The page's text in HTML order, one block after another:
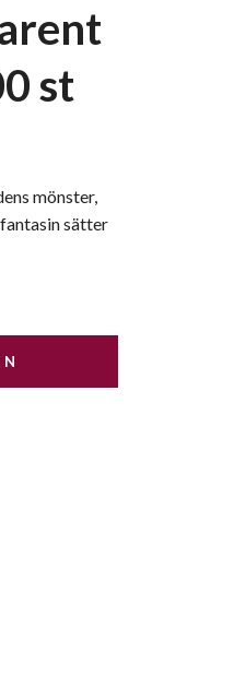
st
mönster,
sätter